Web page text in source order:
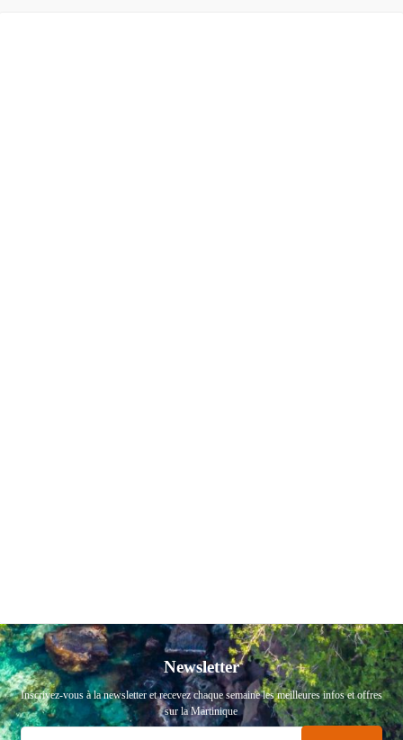
Newsletter
Inscrivez-vous à la newsletter et recevez chaque semaine les meilleures infos et offres
sur la Martinique